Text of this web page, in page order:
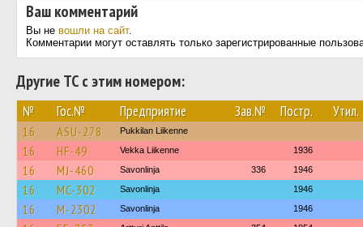
Ваш комментарий
Вы не вошли на сайт.
Комментарии могут оставлять только зарегистрированные
Другие ТС с этим номером:
№ Гос.№ Предприятие Зав.№ Постр. Утил.
16 ASU-278 Pukkilan Liikenne
16 HF-49 Vekka Liikenne 1936
16 MJ-460 Savonlinja 336 1946
16 MC-302 Savonlinja 1946
16 M-2302 Savonlinja 1946